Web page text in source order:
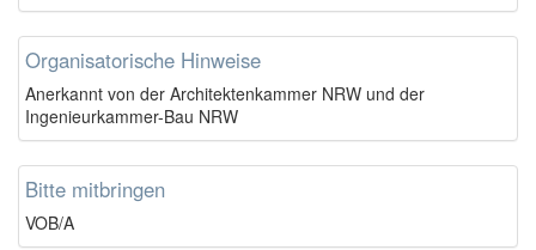
Organisatorische Hinweise
Anerkannt von der Architektenkammer NRW und der
Ingenieurkammer-Bau NRW
Bitte mitbringen
VOB/A